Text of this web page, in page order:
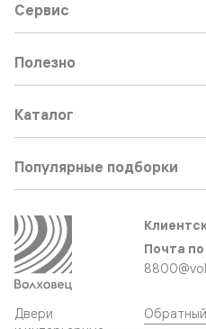
Двери
Сервис
Полезно
Каталог
Популярные подборки
Почта